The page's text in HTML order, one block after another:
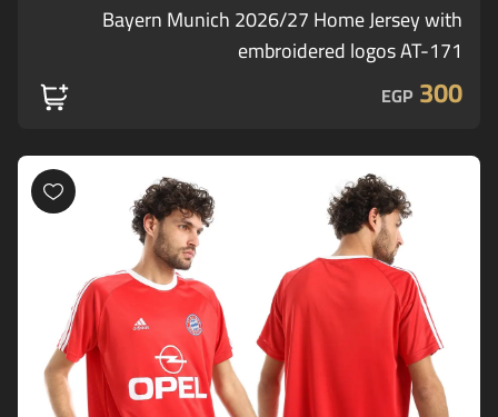
Bayern Munich 2026/27 Home Jersey with
embroidered logos AT-171
300
EGP